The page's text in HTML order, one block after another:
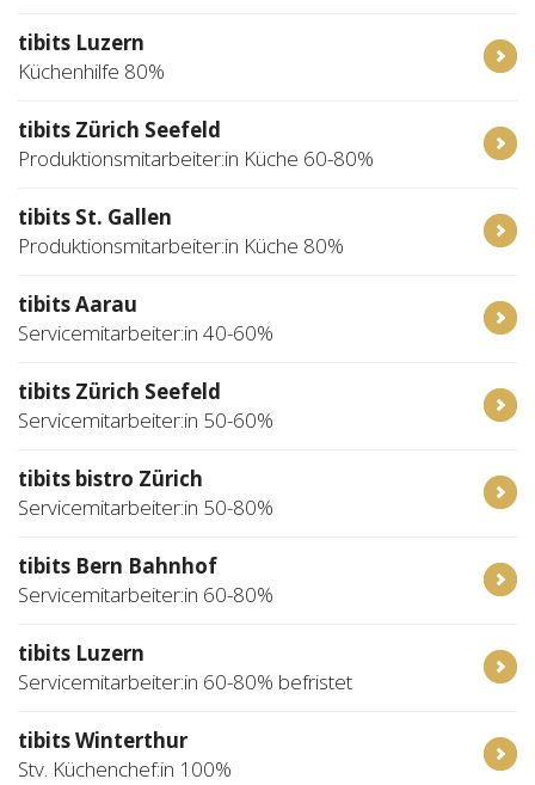
tibits Luzern
Küchenhilfe 80%
tibits Zürich Seefeld
Produktionsmitarbeiter:in Küche 60-80%
tibits St. Gallen
Produktionsmitarbeiter:in Küche 80%
tibits Aarau
Servicemitarbeiter:in 40-60%
tibits Zürich Seefeld
Servicemitarbeiter:in 50-60%
tibits bistro Zürich
Servicemitarbeiter:in 50-80%
tibits Bern Bahnhof
Servicemitarbeiter:in 60-80%
tibits Luzern
Servicemitarbeiter:in 60-80% befristet
tibits Winterthur
Stv. Küchenchef:in 100%